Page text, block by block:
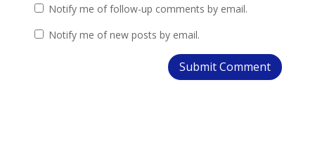
Notify me of follow-up comments by email.
Notify me of new posts by email.